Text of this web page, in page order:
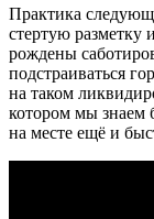
Практика
стертую
рождены
подстраиваться
на таком
котором мы знаем
на месте ещё и